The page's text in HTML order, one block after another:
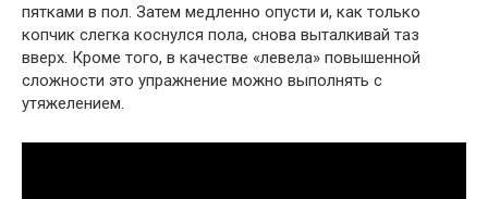
пятками в пол. Затем медленно опусти и, как только
копчик слегка коснулся пола, снова выталкивай таз
вверх. Кроме того, в качестве «левела» повышенной
сложности это упражнение можно выполнять с
утяжелением.